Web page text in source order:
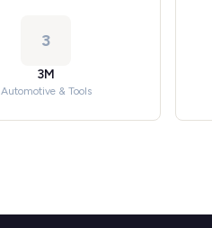
3
3M
Automotive & Tools